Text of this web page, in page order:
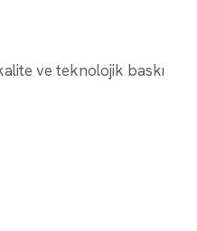
ve teknolojik baskı